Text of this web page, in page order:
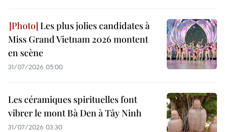
Les plus jolies candidates à
Miss Grand Vietnam 2026 montent
en scène
31/07/2026 05:00
Les céramiques spirituelles font
vibrer le mont Bà Den à Tây Ninh
31/07/2026 03:30